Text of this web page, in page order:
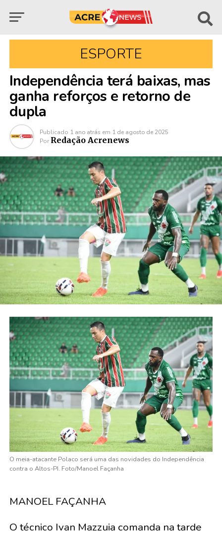
ESPORTE
Independência terá baixas, mas
ganha reforços e retorno de
dupla
Publicado 1 ano atrás em 1 de agosto de 2025
Por Redação Acrenews
O meia-atacante Polaco será uma das novidades do Independência
contra o Altos-PI. Foto/Manoel Façanha
MANOEL FAÇANHA
O técnico Ivan Mazzuia comanda na tarde